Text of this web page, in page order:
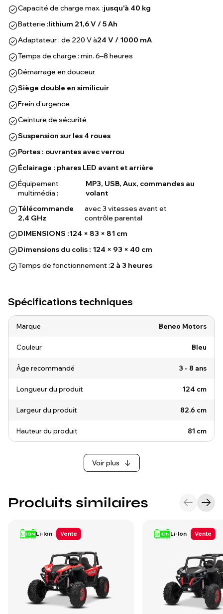
Capacité de charge max. :jusqu'à 40 kg
Batterie :lithium 21,6 V / 5 Ah
Adaptateur : de 220 V à24 V / 1000 mA
Temps de charge : min. 6–8 heures
Démarrage en douceur
Siège double en similicuir
Frein d'urgence
Ceinture de sécurité
Suspension sur les 4 roues
Portes : ouvrantes avec verrou
Éclairage : phares LED avant et arrière
Équipement
multimédia :
MP3, USB, Aux, commandes au
volant
Télécommande
2,4 GHz
avec 3 vitesses avant et
contrôle parental
DIMENSIONS :124 × 83 × 81 cm
Dimensions du colis : 124 × 93 × 40 cm
Temps de fonctionnement :2 à 3 heures
Spécifications techniques
Marque Beneo Motors
Couleur Bleu
Âge recommandé 3 - 8 ans
Longueur du produit 124 cm
Largeur du produit 82.6 cm
Hauteur du produit 81 cm
Voir plus
Produits similaires
Li-Ion Vente Li-Ion Vente